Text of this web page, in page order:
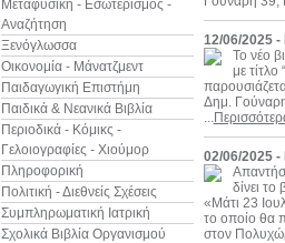
Μεταφυσική - Εσωτερισμός -
Αναζήτηση
Ξενόγλωσσα
Οικονομία - Μάνατζμεντ
Παιδαγωγική Επιστήμη
Παιδικά & Νεανικά Βιβλία
Περιοδικά - Κόμικς -
Γελοιογραφίες - Χιούμορ
Πληροφορική
Πολιτική - Διεθνείς Σχέσεις
Συμπληρωματική Ιατρική
Σχολικά Βιβλία Οργανισμού
12/06/2025 -
Το νέο
με τίτλο
Δημ.
...
02/06/2025 -
δίνει
«Μάτι 23
το οποίο θα
στον